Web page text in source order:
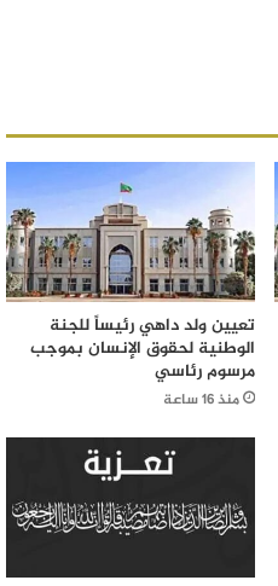
تعيين ولد داهي رئيساً للجنة
الوطنية لحقوق الإنسان بموجب
مرسوم رئاسي
منذ 16 ساعة